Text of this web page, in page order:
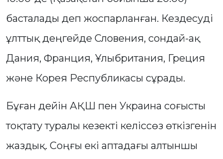
басталады деп жоспарланған. Кездесуді
ұлттық деңгейде Словения, сондай-ақ
Дания, Франция, Ұлыбритания, Греция
және Корея Республикасы сұрады.
Бұған дейін АҚШ пен Украина соғысты
тоқтату туралы кезекті келіссөз өткізгенін
жаздық. Соңғы екі аптадағы алтыншы